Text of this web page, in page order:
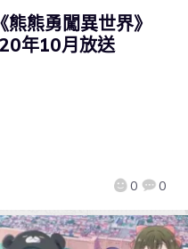
熊勇闖異世界》
年10月放送
0 0